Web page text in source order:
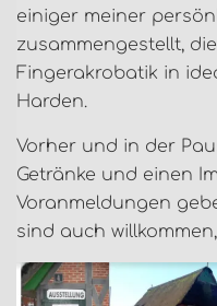
einiger meiner
zusammengestellt,
Fingerakrobatik in
Harden.
Vorher und in der
Getränke und einen
Voranmeldungen
sind auch